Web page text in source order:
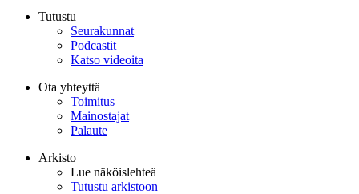
Tutustu
Seurakunnat
Podcastit
Katso videoita
Ota yhteyttä
Toimitus
Mainostajat
Palaute
Arkisto
Lue näköislehteä
Tutustu arkistoon